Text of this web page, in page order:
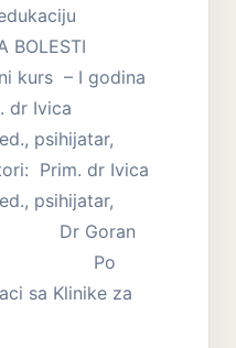
BOLESTI
kurs – I godina
dr Ivica
psihijatar,
Prim. dr Ivica
psihijatar,
Dr Goran
Po
sa Klinike za